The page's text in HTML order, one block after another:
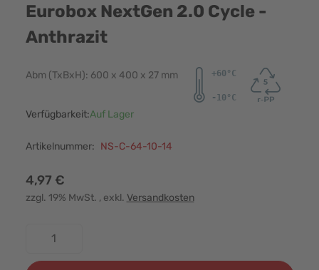
Eurobox NextGen 2.0 Cycle -
Anthrazit
Abm (TxBxH): 600 x 400 x 27 mm
Verfügbarkeit:Auf Lager
Artikelnummer: NS-C-64-10-14
4,97 €
zzgl. 19% MwSt. , exkl. Versandkosten